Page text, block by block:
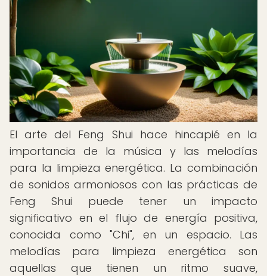
El arte del Feng Shui hace hincapié en la
importancia de la música y las melodías
para la limpieza energética. La combinación
de sonidos armoniosos con las prácticas de
Feng Shui puede tener un impacto
significativo en el flujo de energía positiva,
conocida como "Chi", en un espacio. Las
melodías para limpieza energética son
aquellas que tienen un ritmo suave,